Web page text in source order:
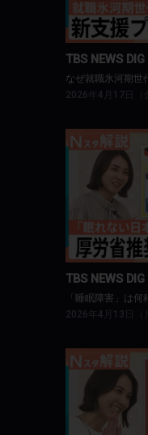
TBS NEWS
なぜ就職氷河期世
2026年4月17日（
TBS
「睡眠障害
TBS NEWS
「睡眠障害」は何
2026年4月13日（
TBS